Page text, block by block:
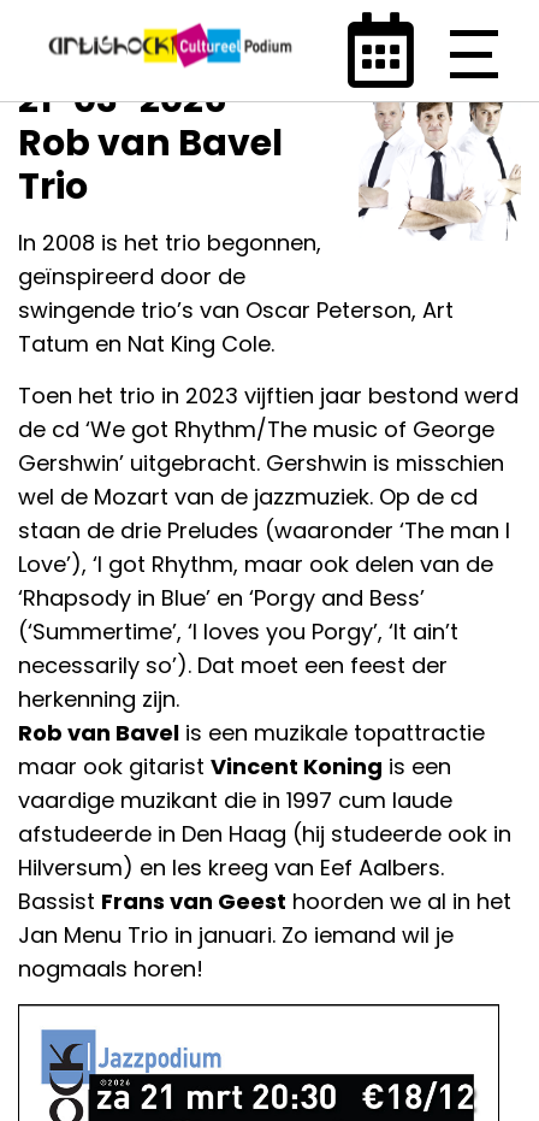
21-03-2026 -
Rob van Bavel
Trio
In 2008 is het trio begonnen,
geïnspireerd door de
swingende trio’s van Oscar Peterson, Art
Tatum en Nat King Cole.
Toen het trio in 2023 vijftien jaar bestond werd
de cd ‘We got Rhythm/The music of George
Gershwin’ uitgebracht. Gershwin is misschien
wel de Mozart van de jazzmuziek. Op de cd
staan de drie Preludes (waaronder ‘The man I
Love’), ‘I got Rhythm, maar ook delen van de
‘Rhapsody in Blue’ en ‘Porgy and Bess’
(‘Summertime’, ‘I loves you Porgy’, ‘It ain’t
necessarily so’). Dat moet een feest der
herkenning zijn.
Rob van Bavel is een muzikale topattractie
maar ook gitarist Vincent Koning is een
vaardige muzikant die in 1997 cum laude
afstudeerde in Den Haag (hij studeerde ook in
Hilversum) en les kreeg van Eef Aalbers.
Bassist Frans van Geest hoorden we al in het
Jan Menu Trio in januari. Zo iemand wil je
nogmaals horen!